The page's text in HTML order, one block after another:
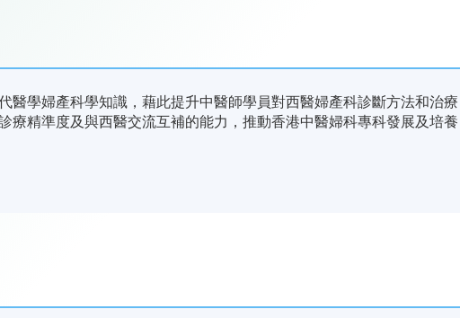
醫學婦產科學知識，藉此提升中醫師學員對西醫婦產科診斷方法和治療
療精準度及與西醫交流互補的能力，推動香港中醫婦科專科發展及培養